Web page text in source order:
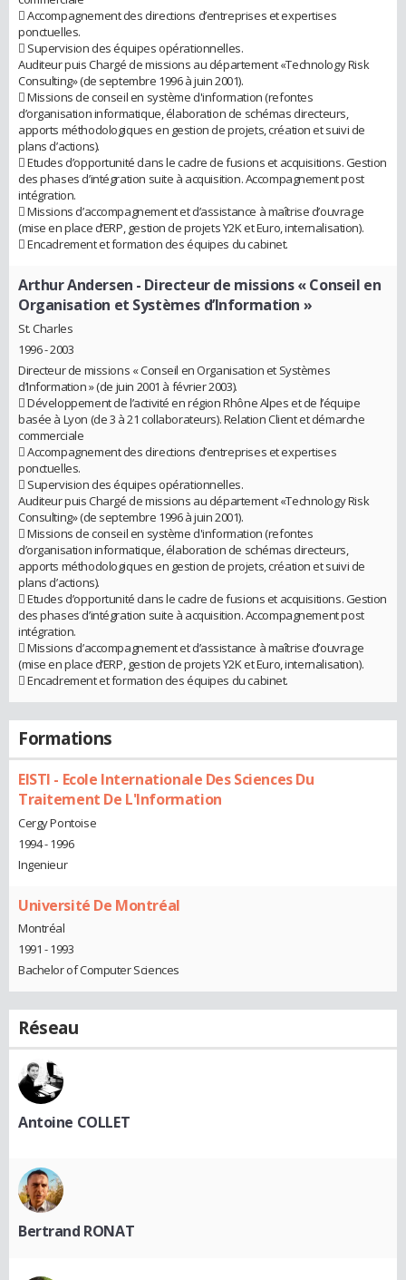
 Accompagnement des directions d’entreprises et expertises
ponctuelles.
 Supervision des équipes opérationnelles.
Auditeur puis Chargé de missions au département «Technology Risk
Consulting» (de septembre 1996 à juin 2001).
 Missions de conseil en système d'information (refontes
d’organisation informatique, élaboration de schémas directeurs,
apports méthodologiques en gestion de projets, création et suivi de
plans d’actions).
 Etudes d’opportunité dans le cadre de fusions et acquisitions. Gestion
des phases d’intégration suite à acquisition. Accompagnement post
intégration.
 Missions d’accompagnement et d’assistance à maîtrise d’ouvrage
(mise en place d’ERP, gestion de projets Y2K et Euro, internalisation).
 Encadrement et formation des équipes du cabinet.
Arthur Andersen - Directeur de missions « Conseil en
Organisation et Systèmes d’Information »
St. Charles
1996 - 2003
Directeur de missions « Conseil en Organisation et Systèmes
d’Information » (de juin 2001 à février 2003).
 Développement de l’activité en région Rhône Alpes et de l’équipe
basée à Lyon (de 3 à 21 collaborateurs). Relation Client et démarche
commerciale
 Accompagnement des directions d’entreprises et expertises
ponctuelles.
 Supervision des équipes opérationnelles.
Auditeur puis Chargé de missions au département «Technology Risk
Consulting» (de septembre 1996 à juin 2001).
 Missions de conseil en système d'information (refontes
d’organisation informatique, élaboration de schémas directeurs,
apports méthodologiques en gestion de projets, création et suivi de
plans d’actions).
 Etudes d’opportunité dans le cadre de fusions et acquisitions. Gestion
des phases d’intégration suite à acquisition. Accompagnement post
intégration.
 Missions d’accompagnement et d’assistance à maîtrise d’ouvrage
(mise en place d’ERP, gestion de projets Y2K et Euro, internalisation).
 Encadrement et formation des équipes du cabinet.
Formations
EISTI - Ecole Internationale Des Sciences Du
Traitement De L'Information
Cergy Pontoise
1994 - 1996
Ingenieur
Université De Montréal
Montréal
1991 - 1993
Bachelor of Computer Sciences
Réseau
Antoine COLLET
Bertrand RONAT